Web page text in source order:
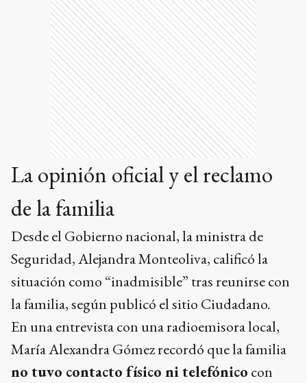
La opinión oficial y el reclamo
de la familia
Desde el Gobierno nacional, la ministra de
Seguridad, Alejandra Monteoliva, calificó la
situación como “inadmisible” tras reunirse con
la familia, según publicó el sitio Ciudadano.
En una entrevista con una radioemisora local,
María Alexandra Gómez recordó que la familia
no tuvo contacto físico ni telefónico con